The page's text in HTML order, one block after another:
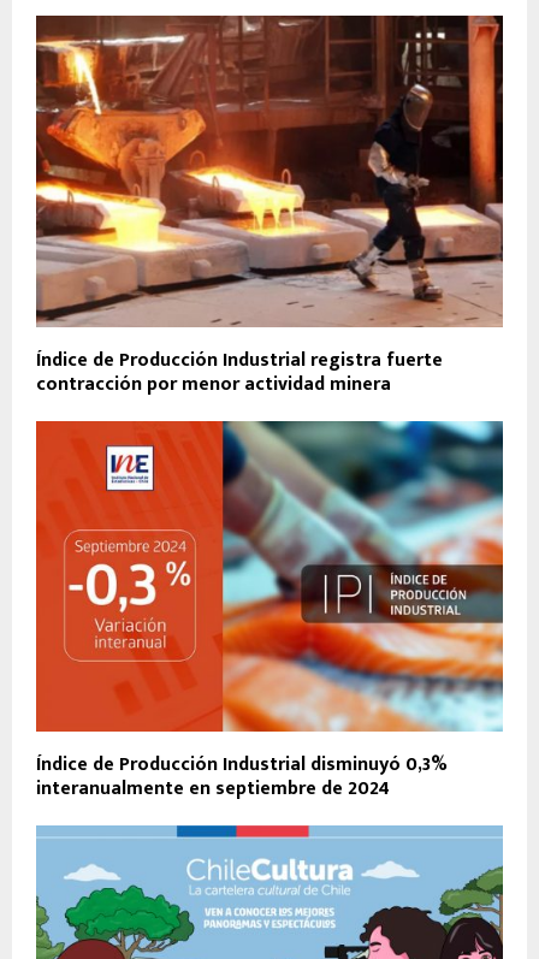
Índice de Producción Industrial registra fuerte
contracción por menor actividad minera
Índice de Producción Industrial disminuyó 0,3%
interanualmente en septiembre de 2024